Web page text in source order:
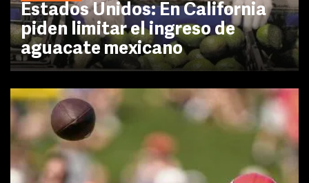
Estados Unidos: En California
piden limitar el ingreso de
aguacate mexicano